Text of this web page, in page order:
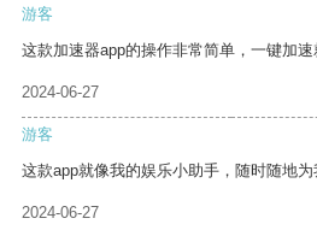
游客
这款加速器app的操作非常简单，一键加速
2024-06-27
游客
这款app就像我的娱乐小助手，随时随地为
2024-06-27